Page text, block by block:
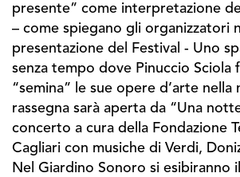
presente” come interpretazione
– come spiegano gli organizzatori
presentazione del Festival - Uno
senza tempo dove Pinuccio Sciola
“semina” le sue opere d’arte nella
rassegna sarà aperta da “Una
concerto a cura della Fondazione
Cagliari con musiche di Verdi,
Nel Giardino Sonoro si esibiranno